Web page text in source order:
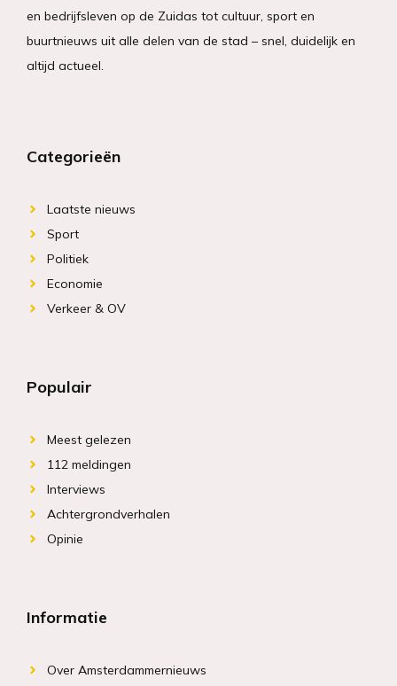
en bedrijfsleven op de Zuidas tot cultuur, sport en
buurtnieuws uit alle delen van de stad – snel, duidelijk en
altijd actueel.
Categorieën
Laatste nieuws
Sport
Politiek
Economie
Verkeer & OV
Populair
Meest gelezen
112 meldingen
Interviews
Achtergrondverhalen
Opinie
Informatie
Over Amsterdammernieuws